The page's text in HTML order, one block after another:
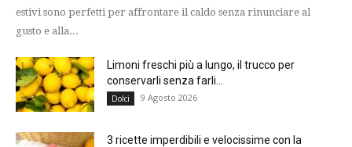
estivi sono perfetti per affrontare il caldo senza rinunciare al
gusto e alla...
Limoni freschi più a lungo, il trucco per
conservarli senza farli...
Dolci 9 Agosto 2026
3 ricette imperdibili e velocissime con la